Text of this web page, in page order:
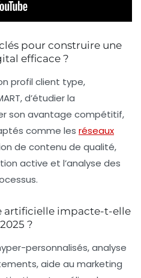
pour construire une
efficace ?
profil client type,
d’étudier la
son avantage compétitif,
comme les réseaux
de contenu de qualité,
active et l’analyse des
artificielle impacte-t-elle
?
personnalisés, analyse
aide au marketing